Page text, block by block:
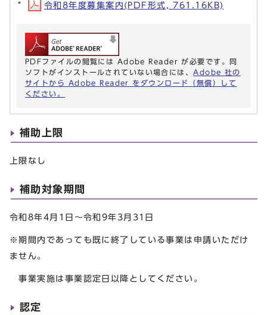
令和8年度募集案内(PDF形式, 761.16KB)
PDFファイルの閲覧には Adobe Reader が必要です。同
ソフトがインストールされていない場合には、 Adobe 社の
サイトから Adobe Reader をダウンロード（無償）して
ください。
補助上限
上限なし
補助対象期間
令和8年4月1日～令和9年3月31日
※期間内であっても既に終了している事業は申請いただけ
ません。
事業実施は事業認定日以降としてください。
認定